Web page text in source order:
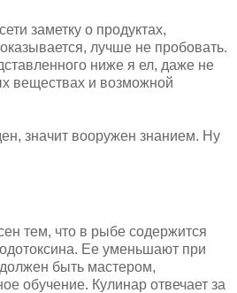
заметку о продуктах,
лучше не пробовать.
ниже я ел, даже не
веществах и возможной
значит вооружен знанием. Ну
тем, что в рыбе содержится
Ее уменьшают при
быть мастером,
обучение. Кулинар отвечает за